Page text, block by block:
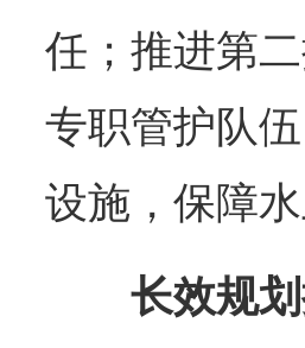
任；推进第
专职管护队
设施，保障
长效规